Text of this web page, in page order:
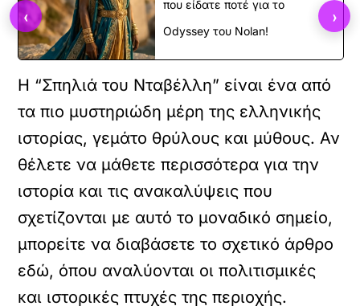
που είδατε ποτέ για το
Odyssey του Nolan!
Η “Σπηλιά του Νταβέλλη” είναι ένα από
τα πιο μυστηριώδη μέρη της ελληνικής
ιστορίας, γεμάτο θρύλους και μύθους. Αν
θέλετε να μάθετε περισσότερα για την
ιστορία και τις ανακαλύψεις που
σχετίζονται με αυτό το μοναδικό σημείο,
μπορείτε να διαβάσετε το σχετικό άρθρο
εδώ, όπου αναλύονται οι πολιτισμικές
και ιστορικές πτυχές της περιοχής.
‹ ›